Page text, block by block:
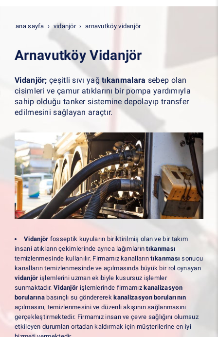
ana sayfa vidanjör arnavutköy vidanjör
Arnavutköy Vidanjör
Vidanjör; çeşitli sıvı yağtıkanmalara sebep olan
cisimleri ve çamur atıklarını bir pompa yardımıyla
sahip olduğu tanker sistemine depolayıp transfer
edilmesini sağlayan araçtır.
Vidanjör fosseptik kuyuların biriktirilmiş olan ve bir takım
insani atıkların çekimlerinde ayrıca lağımlarıntıkanması
temizlenmesinde kullanılır. Firmamız kanallarıntıkanması sonucu
kanalların temizlenmesinde ve açılmasında büyük bir rol oynayan
vidanjör işlemlerini uzman ekibiyle kusursuz işlemler
sunmaktadır. Vidanjör işlemlerinde firmamızkanalizasyon
borularına basınçlı su göndererekkanalizasyon borularının
açılmasını, temizlenmesini ve düzenli akışının sağlanmasını
gerçekleştirmektedir. Firmamız insan ve çevre sağlığını olumsuz
etkileyen durumları ortadan kaldırmak için müşterilerine en iyi